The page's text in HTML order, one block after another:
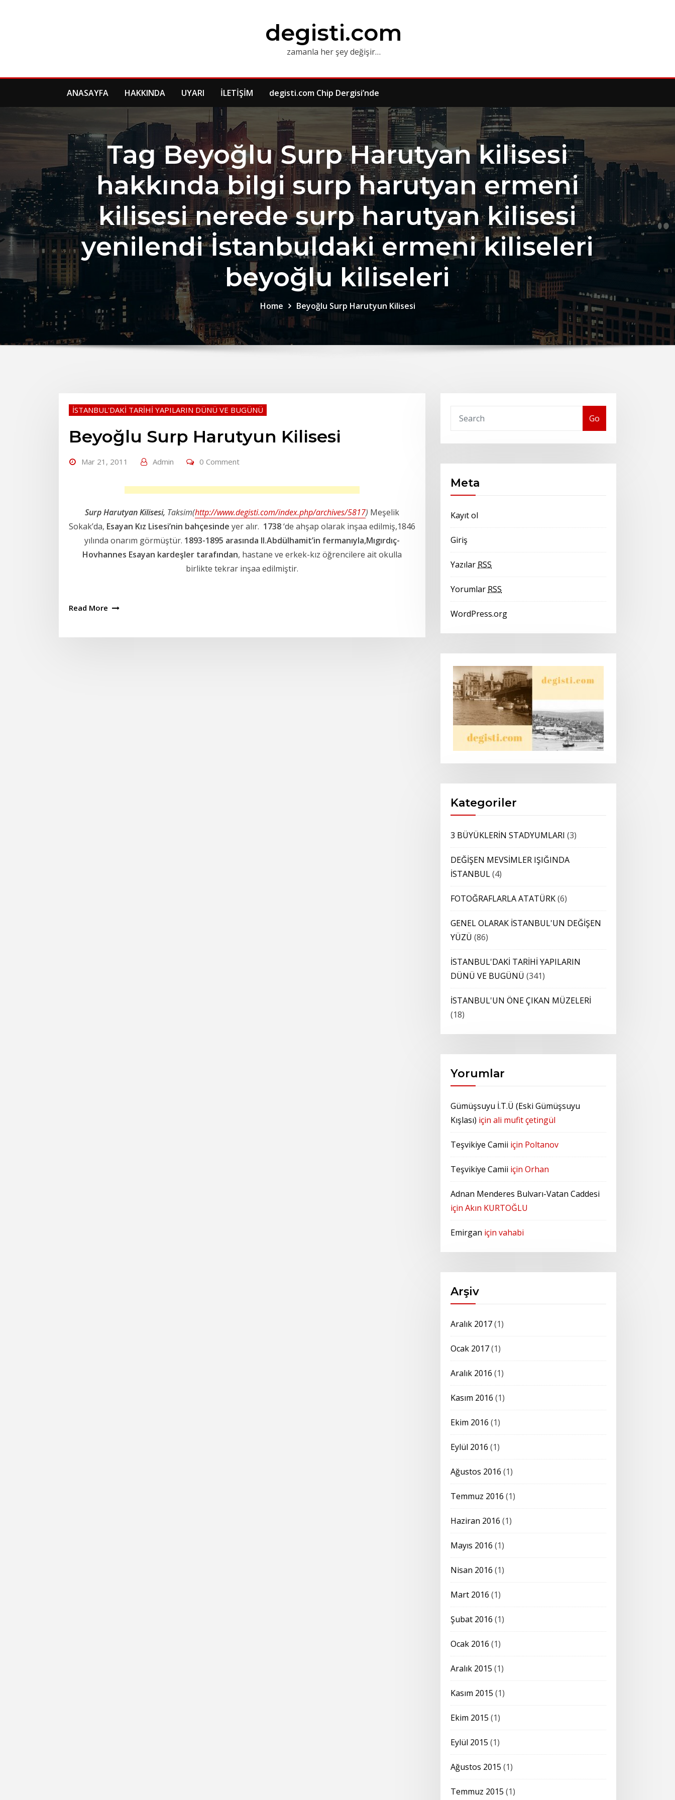
degisti.com
zamanla her şey değişir…
ANASAYFA HAKKINDA UYARI İLETİŞİM degisti.com Chip Dergisi’nde
Tag Beyoğlu Surp Harutyan kilisesi
hakkında bilgi surp harutyan ermeni
kilisesi nerede surp harutyan kilisesi
yenilendi İstanbuldaki ermeni kiliseleri
beyoğlu kiliseleri
Home Beyoğlu Surp Harutyun Kilisesi
İSTANBUL'DAKİ TARİHİ YAPILARIN DÜNÜ VE BUGÜNÜ
Beyoğlu Surp Harutyun Kilisesi
Mar 21, 2011 Admin 0 Comment
Surp Harutyan Kilisesi, Taksim(http://www.degisti.com/index.php/archives/5817) Meşelik
Sokak’da, Esayan Kız Lisesi’nin bahçesinde yer alır. 1738‘de ahşap olarak inşaa edilmiş,1846
yılında onarım görmüştür. 1893-1895 arasında II.Abdülhamit’in fermanıyla,Mıgırdıç-
Hovhannes Esayan kardeşler tarafından, hastane ve erkek-kız öğrencilere ait okulla
birlikte tekrar inşaa edilmiştir.
Read More
Go
Meta
Kayıt ol
Giriş
Yazılar RSS
Yorumlar RSS
WordPress.org
Kategoriler
3 BÜYÜKLERİN STADYUMLARI (3)
DEĞİŞEN MEVSİMLER IŞIĞINDA
İSTANBUL(4)
FOTOĞRAFLARLA ATATÜRK(6)
GENEL OLARAK İSTANBUL'UN DEĞİŞEN
YÜZÜ (86)
İSTANBUL'DAKİ TARİHİ YAPILARIN
DÜNÜ VE BUGÜNÜ (341)
İSTANBUL'UN ÖNE ÇIKAN MÜZELERİ
(18)
Yorumlar
Gümüşsuyu İ.T.Ü (Eski Gümüşsuyu
Kışlası) için ali mufit çetingül
Teşvikiye Camii için Poltanov
Teşvikiye Camii için Orhan
Adnan Menderes Bulvarı-Vatan Caddesi
için Akın KURTOĞLU
Emirgan için vahabi
Arşiv
Aralık 2017(1)
Ocak 2017(1)
Aralık 2016 (1)
Kasım 2016 (1)
Ekim 2016 (1)
Eylül 2016 (1)
Ağustos 2016 (1)
Temmuz 2016 (1)
Haziran 2016 (1)
Mayıs 2016 (1)
Nisan 2016 (1)
Mart 2016 (1)
Şubat 2016 (1)
Ocak 2016 (1)
Aralık 2015 (1)
Kasım 2015 (1)
Ekim 2015 (1)
Eylül 2015 (1)
Ağustos 2015 (1)
Temmuz 2015 (1)